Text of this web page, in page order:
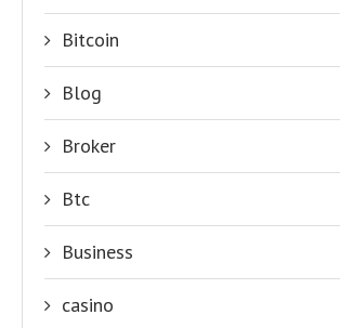
Bitcoin
Blog
Broker
Btc
Business
casino